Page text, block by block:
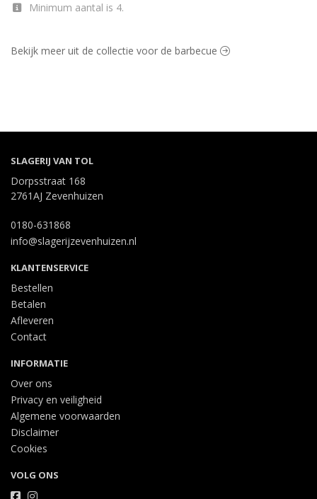
Minimum aantal is 4.
Bekijk meer uit de collectie voor de barbecue
SLAGERIJ VAN TOL
Dorpsstraat 168
2761AJ Zevenhuizen
0180-631868
info@slagerijzevenhuizen.nl
KLANTENSERVICE
Bestellen
Betalen
Afleveren
Contact
INFORMATIE
Over ons
Privacy en veiligheid
Algemene voorwaarden
Disclaimer
Cookies
VOLG ONS